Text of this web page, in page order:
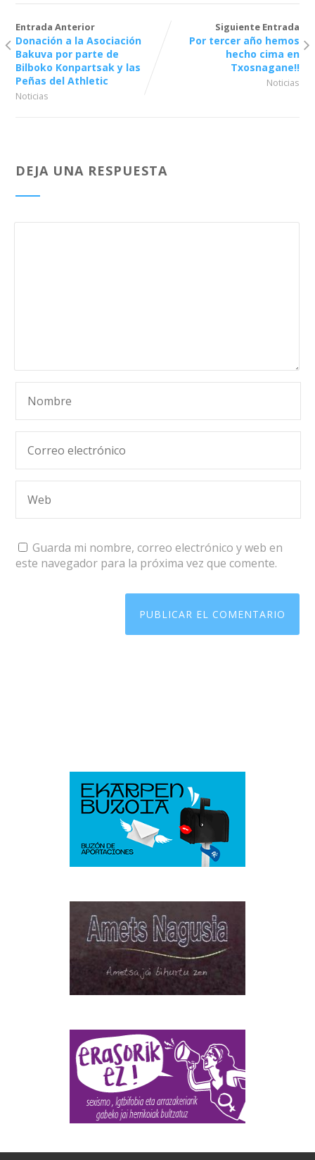
Entrada Anterior
Donación a la Asociación
Bakuva por parte de
Bilboko Konpartsak y las
Peñas del Athletic
Noticias
Siguiente Entrada
Por tercer año hemos
hecho cima en
Txosnagane!!
Noticias
DEJA UNA RESPUESTA
Guarda mi nombre, correo electrónico y web en
este navegador para la próxima vez que comente.